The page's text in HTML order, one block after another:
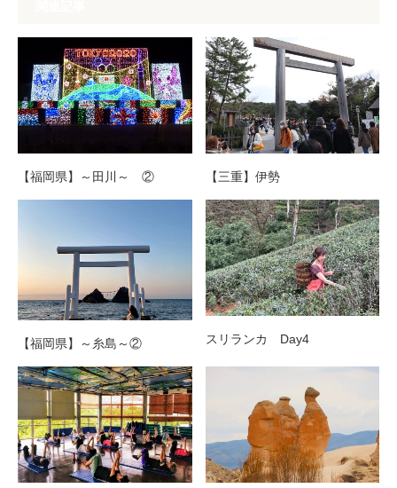
【福岡県】～田川～ ② 【三重】伊勢
【福岡県】～糸島～② スリランカ Day4